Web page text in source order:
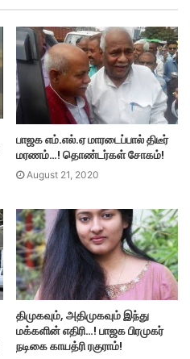
பாஜக எம்.எல்.ஏ மாரடைப்பால் திடீர்
மரணம்…! தொண்டர்கள் சோகம்!
August 21, 2020
திமுகவும், அதிமுகவும் இந்து
மக்களின் எதிரி…! பாஜக பிரமுகர்
நடிகை காயத்ரி ரகுராம்!